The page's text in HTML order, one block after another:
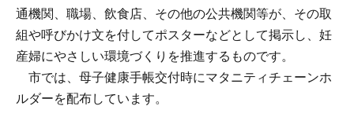
通機関、職場、飲食店、その他の公共機関等が、その取
組や呼びかけ文を付してポスターなどとして掲示し、妊
産婦にやさしい環境づくりを推進するものです。
市では、母子健康手帳交付時にマタニティチェーンホ
ルダーを配布しています。